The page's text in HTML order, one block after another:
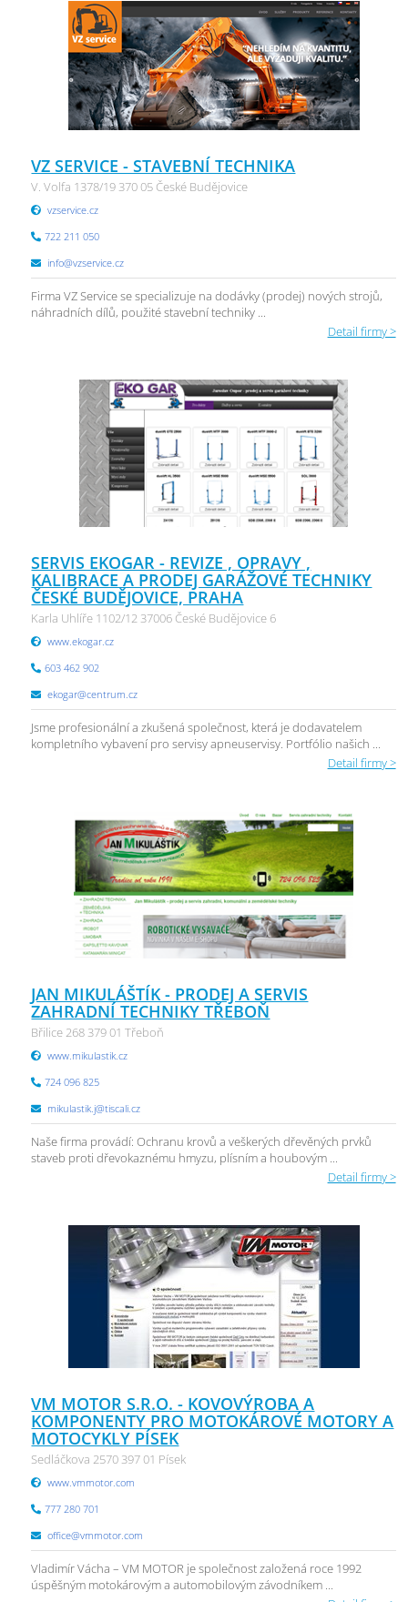
VZ SERVICE - STAVEBNÍ TECHNIKA
V. Volfa 1378/19 370 05 České Budějovice
vzservice.cz
722 211 050
info@vzservice.cz
Firma VZ Service se specializuje na dodávky (prodej) nových strojů,
náhradních dílů, použité stavební techniky ...
Detail firmy >
SERVIS EKOGAR - REVIZE , OPRAVY ,
KALIBRACE A PRODEJ GARÁŽOVÉ TECHNIKY
ČESKÉ BUDĚJOVICE, PRAHA
Karla Uhlíře 1102/12 37006 České Budějovice 6
www.ekogar.cz
603 462 902
ekogar@centrum.cz
Jsme profesionální a zkušená společnost, která je dodavatelem
kompletního vybavení pro servisy apneuservisy. Portfólio našich ...
Detail firmy >
JAN MIKULÁŠTÍK - PRODEJ A SERVIS
ZAHRADNÍ TECHNIKY TŘEBOŇ
Břilice 268 379 01 Třeboň
www.mikulastik.cz
724 096 825
mikulastik.j@tiscali.cz
Naše firma provádí: Ochranu krovů a veškerých dřevěných prvků
staveb proti dřevokaznému hmyzu, plísním a houbovým ...
Detail firmy >
VM MOTOR S.R.O. - KOVOVÝROBA A
KOMPONENTY PRO MOTOKÁROVÉ MOTORY A
MOTOCYKLY PÍSEK
Sedláčkova 2570 397 01 Písek
www.vmmotor.com
777 280 701
office@vmmotor.com
Vladimír Vácha – VM MOTOR je společnost založená roce 1992
úspěšným motokárovým a automobilovým závodníkem ...